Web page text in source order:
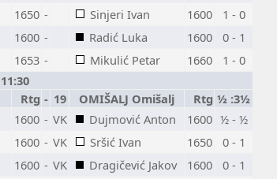
1650 - Sinjeri Ivan 1600
1 - 0
1600 - Radić Luka 1600
0 - 1
1653 - Mikulić Petar 1660
1 - 0
Rtg - 19 OMIŠALJ Omišalj Rtg ½ :3½
1600 - VK Dujmović Anton 1600 ½ - ½
1600 - VK Sršić Ivan 1650
0 - 1
1600 - VK Dragičević Jakov 1600
0 - 1